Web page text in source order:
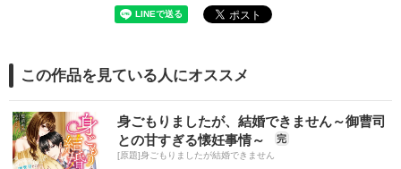
この作品を見ている人にオススメ
身ごもりましたが、結婚できません～御曹司
との甘すぎる懐妊事情～
完
[原題]身ごもりましたが結婚できません